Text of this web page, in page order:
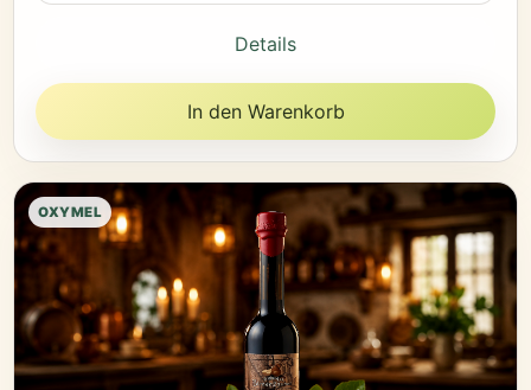
Details
In den Warenkorb
OXYMEL